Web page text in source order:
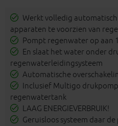
Werkt volledig
apparaten te voorzien van
Pompt regenwater op aan
En slaat het water onder
regenwaterleidingsysteem
Automatische
Inclusief Multigo
regenwatertank
LAAG ENERGIEVERBRUIK!
Geruisloos systeem daar